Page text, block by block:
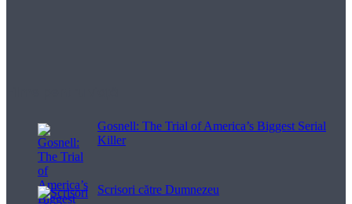
Gosnell: The Trial of America’s Biggest Serial
Killer
Scrisori către Dumnezeu